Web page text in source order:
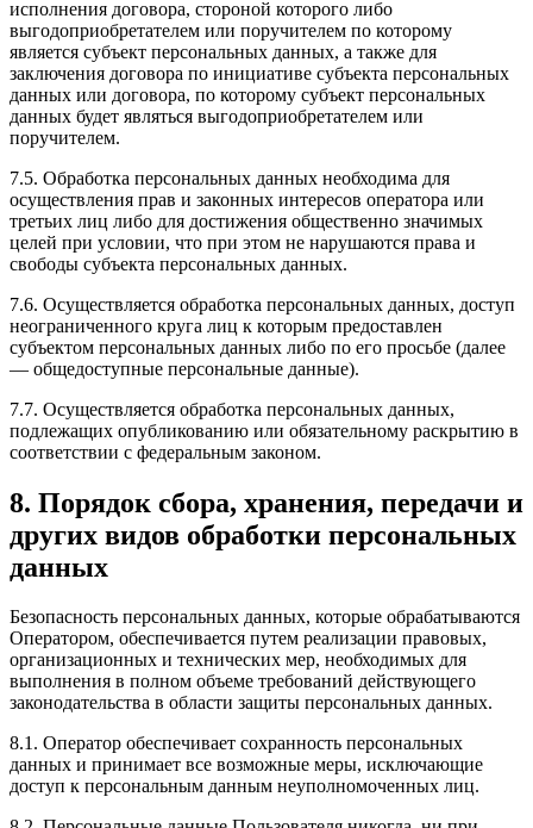
исполнения договора, стороной которого либо
выгодоприобретателем или поручителем по которому
является субъект персональных данных, а также для
заключения договора по инициативе субъекта персональных
данных или договора, по которому субъект персональных
данных будет являться выгодоприобретателем или
поручителем.
7.5. Обработка персональных данных необходима для
осуществления прав и законных интересов оператора или
третьих лиц либо для достижения общественно значимых
целей при условии, что при этом не нарушаются права и
свободы субъекта персональных данных.
7.6. Осуществляется обработка персональных данных, доступ
неограниченного круга лиц к которым предоставлен
субъектом персональных данных либо по его просьбе (далее
— общедоступные персональные данные).
7.7. Осуществляется обработка персональных данных,
подлежащих опубликованию или обязательному раскрытию в
соответствии с федеральным законом.
8. Порядок сбора, хранения, передачи и
других видов обработки персональных
данных
Безопасность персональных данных, которые обрабатываются
Оператором, обеспечивается путем реализации правовых,
организационных и технических мер, необходимых для
выполнения в полном объеме требований действующего
законодательства в области защиты персональных данных.
8.1. Оператор обеспечивает сохранность персональных
данных и принимает все возможные меры, исключающие
доступ к персональным данным неуполномоченных лиц.